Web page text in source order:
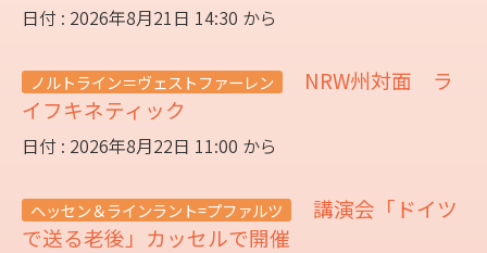
日付 : 2026年8月21日 14:30 から
ノルトライン＝ヴェストファーレン
NRW州対面 ラ
イフキネティック
日付 : 2026年8月22日 11:00 から
ヘッセン＆ラインラント=プファルツ
講演会「ドイツ
で送る老後」カッセルで開催